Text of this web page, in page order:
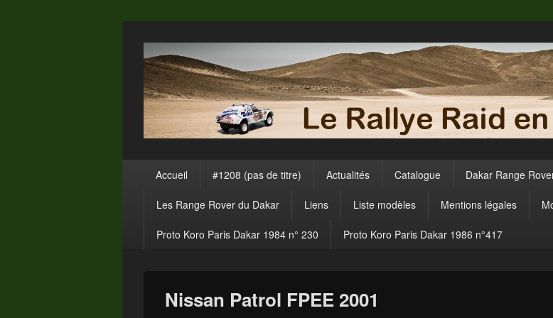
principalAccueil #1208 (pas de titre) Actualités Catalogue Dakar Range
Les Range Rover du Dakar Liens Liste modèles Mentions légales
Proto Koro Paris Dakar 1984 n° 230 Proto Koro Paris Dakar 1986 n°417
Nissan Patrol FPEE 2001